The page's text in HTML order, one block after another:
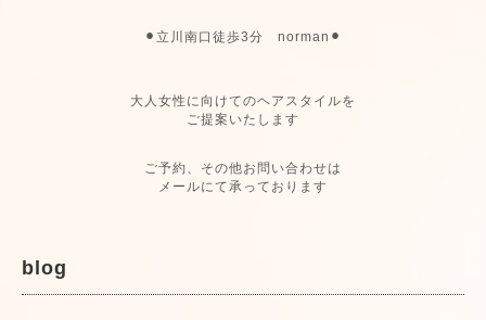
⚫︎立川南口徒歩3分 norman⚫︎
大人女性に向けてのヘアスタイルを
ご提案いたします
ご予約、その他お問い合わせは
メールにて承っております
blog